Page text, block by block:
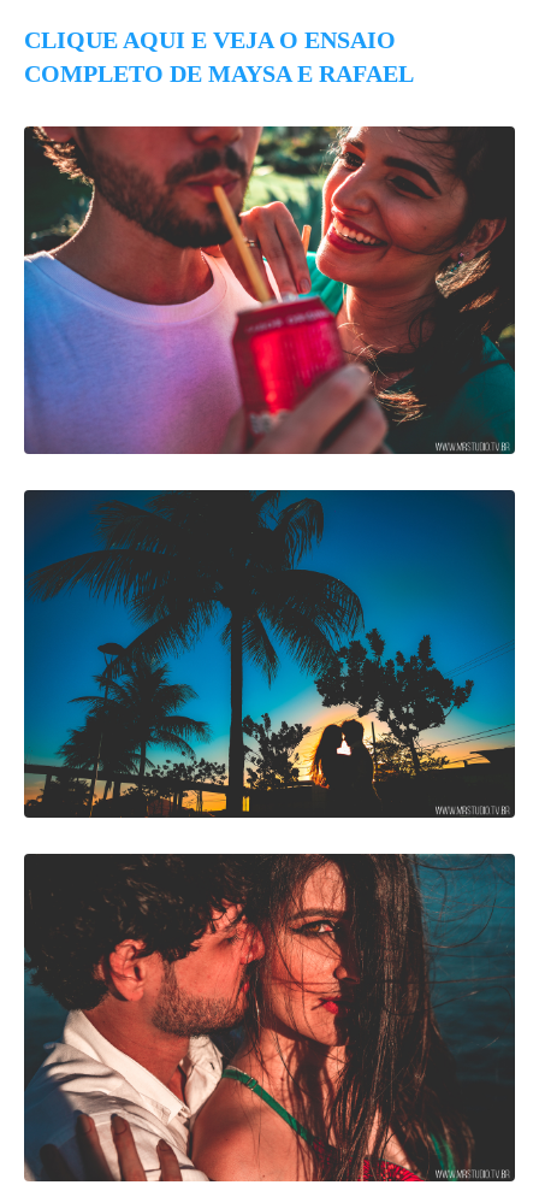
CLIQUE AQUI E VEJA O ENSAIO
COMPLETO DE MAYSA E RAFAEL